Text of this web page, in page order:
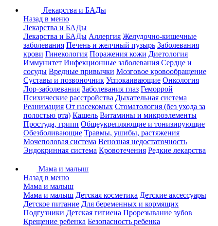
Лекарства и БАДы
Назад в меню
Лекарства и БАДы
Лекарства и БАДы Аллергия Желудочно-кишечные
заболевания Печень и желчный пузырь Заболевания
крови Гинекология Поражения кожи Диетология
Иммунитет Инфекционные заболевания Сердце и
сосуды Вредные привычки Мозговое кровообращение
Суставы и позвоночник Успокаивающие Онкология
Лор-заболевания Заболевания глаз Геморрой
Психические расстройства Дыхательная система
Реанимация От насекомых Стоматология (без ухода за
полостью рта) Кашель Витамины и микроэлементы
Простуда, грипп Общеукрепляющие и тонизирующие
Обезболивающие Травмы, ушибы, растяжения
Мочеполовая система Венозная недостаточность
Эндокринная система Кровотечения Редкие лекарства
Мама и малыш
Назад в меню
Мама и малыш
Мама и малыш Детская косметика Детские аксессуары
Детское питание Для беременных и кормящих
Подгузники Детская гигиена Прорезывание зубов
Крещение ребенка Безопасность ребенка